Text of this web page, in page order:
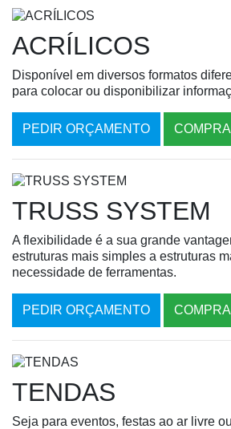
ACRÍLICOS
Disponível em diversos formatos
para colocar ou disponibilizar
PEDIR ORÇAMENTO
TRUSS SYSTEM
A flexibilidade é a sua grande
estruturas mais simples a estruturas
necessidade de ferramentas.
PEDIR ORÇAMENTO
TENDAS
Seja para eventos, festas ao ar livre